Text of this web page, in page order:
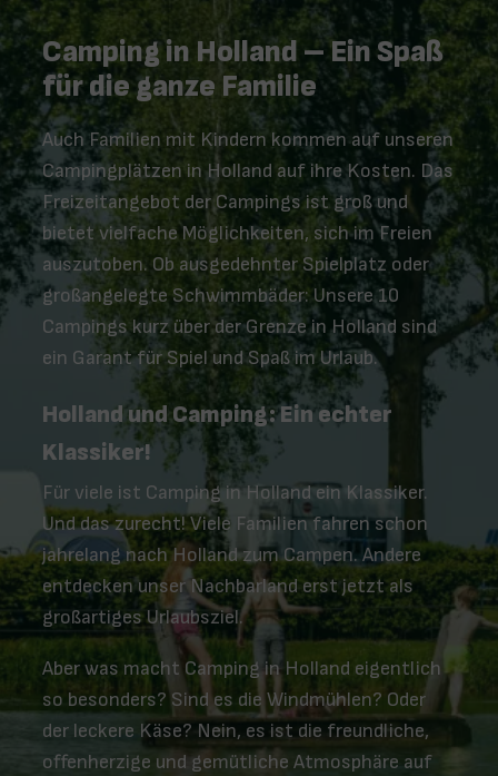
Camping in Holland – Ein Spaß
für die ganze Familie
Auch Familien mit Kindern kommen auf unseren
Campingplätzen in Holland auf ihre Kosten. Das
Freizeitangebot der Campings ist groß und
bietet vielfache Möglichkeiten, sich im Freien
auszutoben. Ob ausgedehnter Spielplatz oder
großangelegte Schwimmbäder: Unsere 10
Campings kurz über der Grenze in Holland sind
ein Garant für Spiel und Spaß im Urlaub.
Holland und Camping: Ein echter
Klassiker!
Für viele ist Camping in Holland ein Klassiker.
Und das zurecht! Viele Familien fahren schon
jahrelang nach Holland zum Campen. Andere
entdecken unser Nachbarland erst jetzt als
großartiges Urlaubsziel.
Aber was macht Camping in Holland eigentlich
so besonders? Sind es die Windmühlen? Oder
der leckere Käse? Nein, es ist die freundliche,
offenherzige und gemütliche Atmosphäre auf